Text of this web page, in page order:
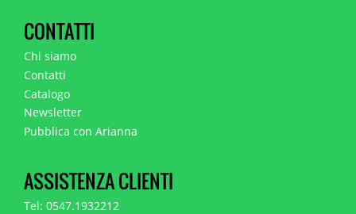
CONTATTI
Chi siamo
Contatti
Catalogo
Newsletter
Pubblica con Arianna
ASSISTENZA CLIENTI
Tel: 0547.1932212